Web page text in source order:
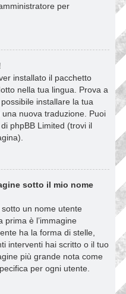
per
installato il pacchetto
nella tua lingua. Prova a
installare la tua
nuova traduzione. Puoi
phpBB Limited (trovi il
sotto il mio nome
un nome utente
prima è l’immagine
ha la forma di stelle,
interventi hai scritto o il tuo
più grande nota come
per ogni utente.